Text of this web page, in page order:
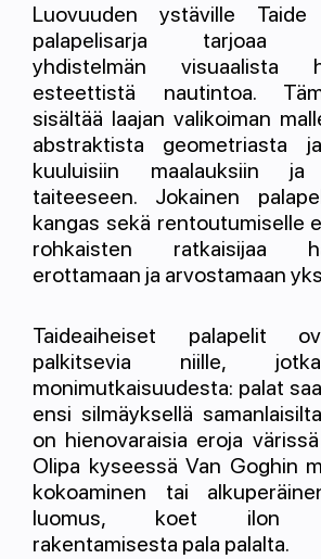
Luovuuden ystäville
palapelisarja tarjoaa
yhdistelmän visuaalista
esteettistä nautintoa.
sisältää laajan valikoiman
abstraktista geometriasta
kuuluisiin maalauksiin ja
taiteeseen. Jokainen
kangas sekä rentoutumiselle
rohkaisten ratkaisijaa
erottamaan ja arvostamaan
Taideaiheiset palapelit
palkitsevia niille,
monimutkaisuudesta: palat
ensi silmäyksellä
on hienovaraisia eroja
Olipa kyseessä Van Goghin
kokoaminen tai
luomus, koet ilon
rakentamisesta pala palalta.